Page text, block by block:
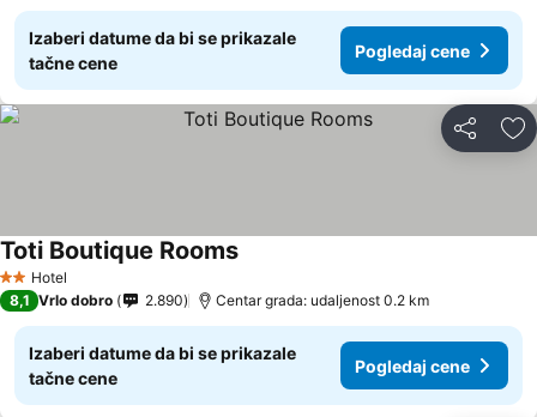
Izaberi datume da bi se prikazale
tačne cene
Pogledaj cene
Deli
2 Zvezdice
Hotel
Toti Boutique Rooms
8,1 Vrlo dobro 2.890 Centar grada: udaljenost 0.2 km
Izaberi datume da bi se prikazale
tačne cene
Pogledaj cene